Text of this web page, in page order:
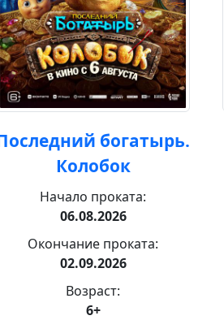
богатырь.
Колобок
Начало проката:
06.08.2026
Окончание проката:
02.09.2026
Возраст:
6+